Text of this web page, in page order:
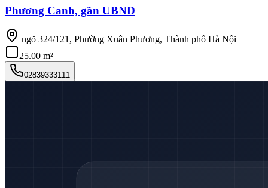
Phương Canh, gần UBND
ngõ 324/121, Phường Xuân Phương, Thành phố Hà Nội
25.00 m²
02839333111